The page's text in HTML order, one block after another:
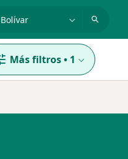
Más filtros• 1